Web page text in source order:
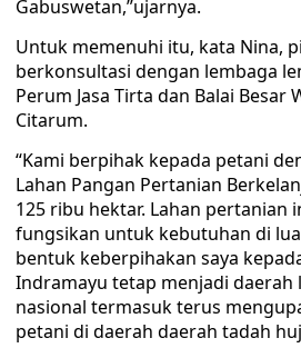
Gabuswetan,”ujarnya.
Untuk memenuhi itu, kata Nina,
berkonsultasi dengan lembaga
Perum Jasa Tirta dan Balai Besar
Citarum.
“Kami berpihak kepada petani
Lahan Pangan Pertanian
125 ribu hektar. Lahan pertanian
fungsikan untuk kebutuhan di
bentuk keberpihakan saya
Indramayu tetap menjadi daerah
nasional termasuk terus
petani di daerah daerah tadah